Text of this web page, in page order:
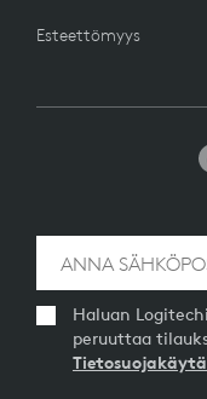
Esteettömyys
Haluan
peruuttaa